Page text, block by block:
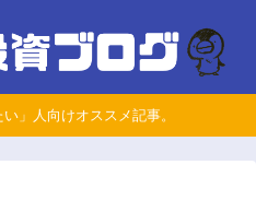
」人向けオススメ記事。